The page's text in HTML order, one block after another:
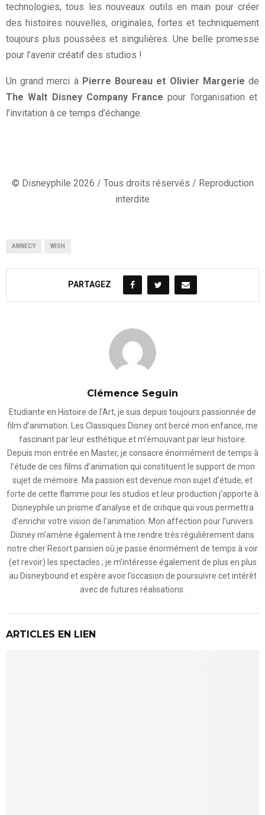
technologies, tous les nouveaux outils en main pour créer
des histoires nouvelles, originales, fortes et techniquement
toujours plus poussées et singulières. Une belle promesse
pour l’avenir créatif des studios !
Un grand merci à Pierre Boureau et Olivier Margeriede
The Walt Disney Company Francepour l’organisation et
l’invitation à ce temps d’échange.
© Disneyphile 2026 / Tous droits réservés / Reproduction
interdite
ANNECY WISH
PARTAGEZ
Clémence Seguin
Etudiante en Histoire de l’Art, je suis depuis toujours passionnée de
film d’animation. Les Classiques Disney ont bercé mon enfance, me
fascinant par leur esthétique et m’émouvant par leur histoire.
Depuis mon entrée en Master, je consacre énormément de temps à
l’étude de ces films d’animation qui constituent le support de mon
sujet de mémoire. Ma passion est devenue mon sujet d’étude, et
forte de cette flamme pour les studios et leur production j’apporte à
Disneyphile un prisme d’analyse et de critique qui vous permettra
d’enrichir votre vision de l'animation. Mon affection pour l’univers
Disney m’amène également à me rendre très régulièrement dans
notre cher Resort parisien où je passe énormément de temps à voir
(et revoir) les spectacles ; je m’intéresse également de plus en plus
au Disneybound et espère avoir l’occasion de poursuivre cet intérêt
avec de futures réalisations.
ARTICLES EN LIEN